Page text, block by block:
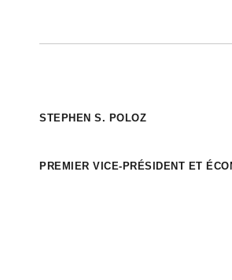
STEPHEN S. POLOZ
PREMIER VICE-PRÉSIDENT ET